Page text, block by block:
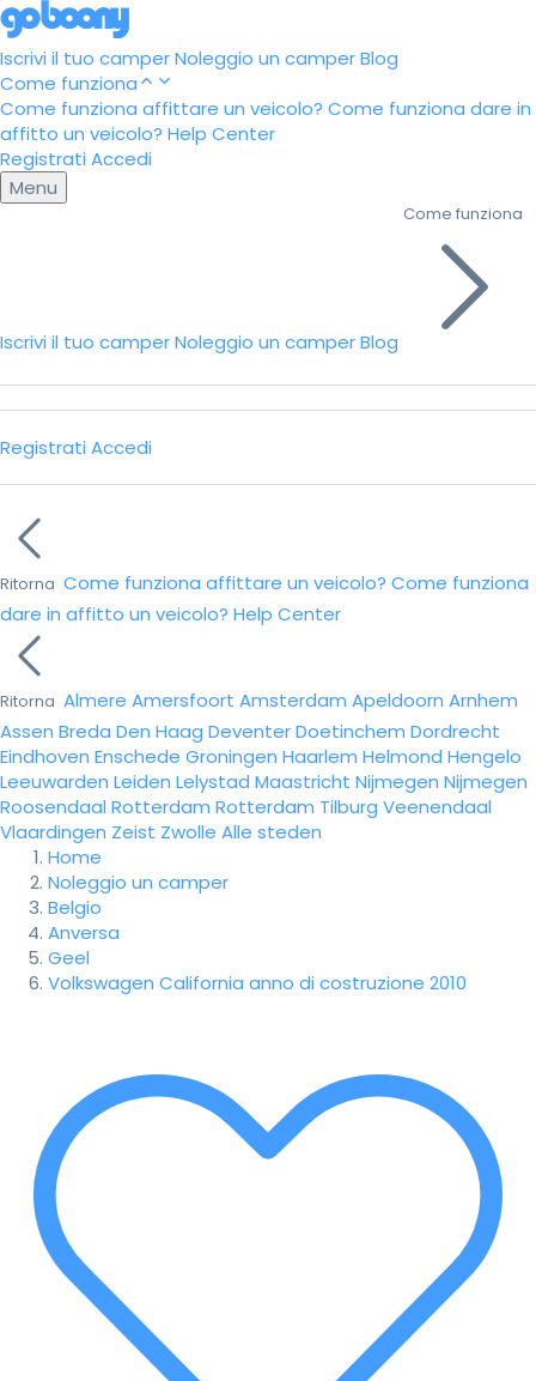
Iscrivi il tuo camperNoleggio un camperBlog
Come funziona
Come funziona affittare un veicolo? Come funziona dare in
affitto un veicolo? Help Center
Registrati Accedi
Menu
Iscrivi il tuo camperNoleggio un camperBlog
Come funziona
Registrati Accedi
Ritorna Come funziona affittare un veicolo? Come funziona
dare in affitto un veicolo? Help Center
Ritorna Almere Amersfoort Amsterdam Apeldoorn Arnhem
Assen Breda Den Haag DeventerDoetinchem Dordrecht
Eindhoven Enschede Groningen Haarlem Helmond Hengelo
Leeuwarden Leiden Lelystad Maastricht Nijmegen Nijmegen
Roosendaal Rotterdam Rotterdam Tilburg Veenendaal
Vlaardingen Zeist Zwolle Alle steden
Home
Noleggio un camper
Belgio
Anversa
Geel
Volkswagen California anno di costruzione 2010